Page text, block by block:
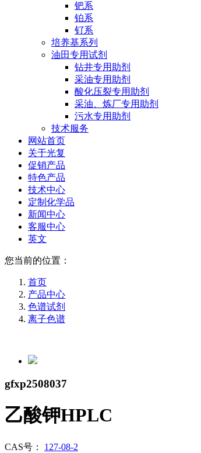
钯系
铂系
钌系
培养基系列
油田专用试剂
钻井专用助剂
采油专用助剂
酸化压裂专用助剂
采油、炼厂专用助剂
污水专用助剂
技术服务
网站首页
关于光复
促销产品
特色产品
技术中心
定制化学品
新闻中心
客服中心
英文
您当前的位置：
首页
产品中心
色谱试剂
离子色谱
gfxp2508037
乙酸钾HPLC
CAS号：
127-08-2